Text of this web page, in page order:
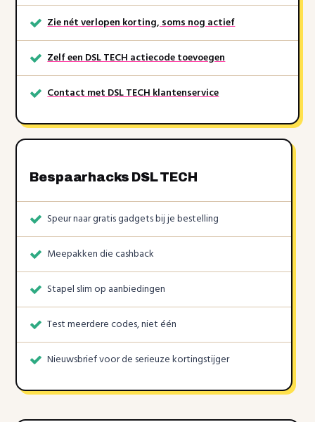
Zie nét verlopen korting, soms nog actief
Zelf een DSL TECH actiecode toevoegen
Contact met DSL TECH klantenservice
Bespaarhacks DSL TECH
Speur naar gratis gadgets bij je bestelling
Meepakken die cashback
Stapel slim op aanbiedingen
Test meerdere codes, niet één
Nieuwsbrief voor de serieuze kortingstijger